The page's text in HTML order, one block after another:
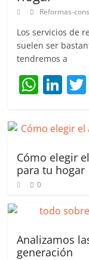
Reformas-
Los servicios de
suelen ser
tendremos a
W
at
A
p
Li
k
e
dI
n
Cómo elegir
para tu hogar
0
Analizamos
generación